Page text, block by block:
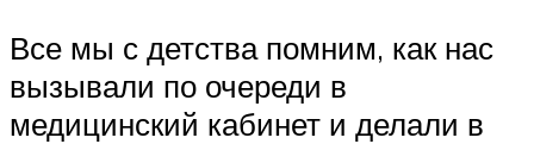
Все мы с детства помним, как нас
вызывали по очереди в
медицинский кабинет и делали в